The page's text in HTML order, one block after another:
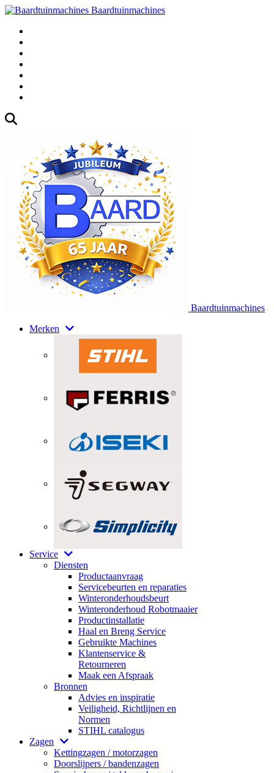
Baardtuinmachines
Baardtuinmachines
Merken
Service
Diensten
Productaanvraag
Servicebeurten en reparaties
Winteronderhoudsbeurt
Winteronderhoud Robotmaaier
Productinstallatie
Haal en Breng Service
Gebruikte Machines
Klantenservice &
Retourneren
Maak een Afspraak
Bronnen
Advies en inspiratie
Veiligheid, Richtlijnen en
Normen
STIHL catalogus
Zagen
Kettingzagen / motorzagen
Doorslijpers / bandenzagen